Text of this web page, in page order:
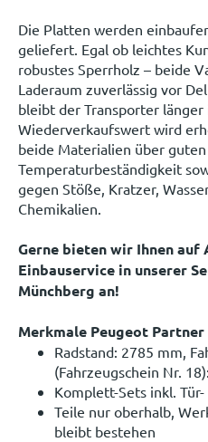
Die Platten werden
geliefert. Egal ob leichtes
robustes Sperrholz – beide
Laderaum zuverlässig vor
bleibt der Transporter
Wiederverkaufswert wird
beide Materialien über guten
Temperaturbeständigkeit
gegen Stöße, Kratzer,
Chemikalien.
Gerne bieten wir Ihnen auf
Einbauservice in unserer
Münchberg an!
Merkmale Peugeot Partner
Radstand: 2785 mm,
(Fahrzeugschein Nr.
Komplett-Sets inkl.
Teile nur oberhalb,
bleibt bestehen